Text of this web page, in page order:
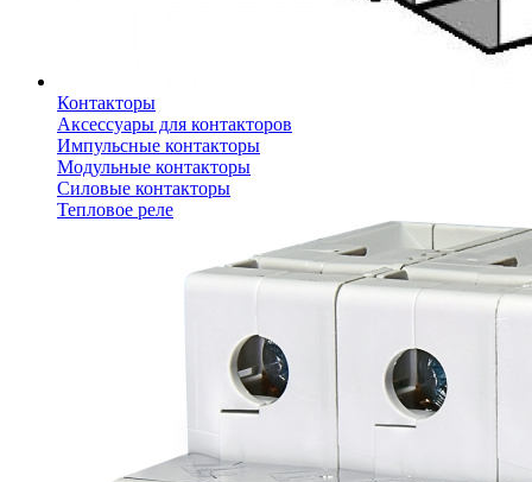
Контакторы
Аксессуары для контакторов
Импульсные контакторы
Модульные контакторы
Силовые контакторы
Тепловое реле